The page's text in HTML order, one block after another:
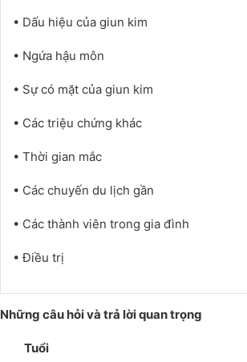
• Dấu hiệu của giun kim
• Ngứa hậu môn
• Sự có mặt của giun kim
• Các triệu chứng khác
• Thời gian mắc
• Các chuyến du lịch gần
• Các thành viên trong gia đình
• Điều trị
Những câu hỏi và trả lời quan trọng
Tuổi